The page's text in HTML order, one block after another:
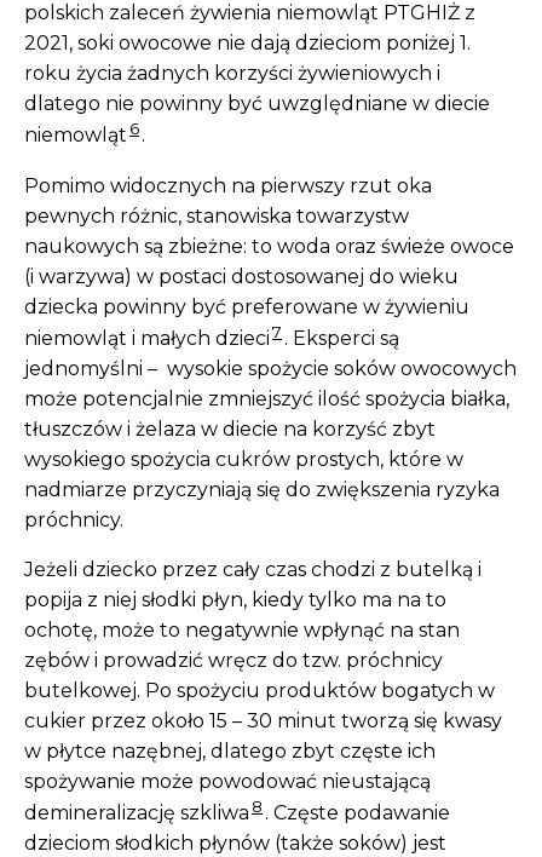
polskich zaleceń żywienia niemowląt PTGHIŻ z
2021, soki owocowe nie dają dzieciom poniżej 1.
roku życia żadnych korzyści żywieniowych i
dlatego nie powinny być uwzględniane w diecie
niemowląt 6.
Pomimo widocznych na pierwszy rzut oka
pewnych różnic, stanowiska towarzystw
naukowych są zbieżne: to woda oraz świeże owoce
(i warzywa) w postaci dostosowanej do wieku
dziecka powinny być preferowane w żywieniu
niemowląt i małych dzieci7 . Eksperci są
jednomyślni – wysokie spożycie soków owocowych
może potencjalnie zmniejszyć ilość spożycia białka,
tłuszczów i żelaza w diecie na korzyść zbyt
wysokiego spożycia cukrów prostych, które w
nadmiarze przyczyniają się do zwiększenia ryzyka
próchnicy.
Jeżeli dziecko przez cały czas chodzi z butelką i
popija z niej słodki płyn, kiedy tylko ma na to
ochotę, może to negatywnie wpłynąć na stan
zębów i prowadzić wręcz do tzw. próchnicy
butelkowej. Po spożyciu produktów bogatych w
cukier przez około 15 – 30 minut tworzą się kwasy
w płytce nazębnej, dlatego zbyt częste ich
spożywanie może powodować nieustającą
demineralizację szkliwa 8 . Częste podawanie
dzieciom słodkich płynów (także soków) jest